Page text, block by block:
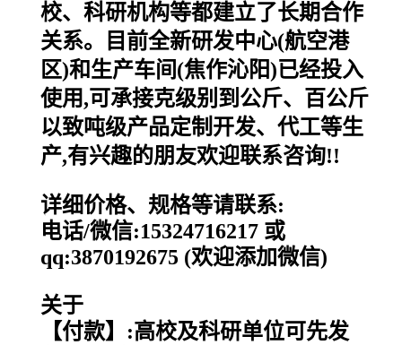
校、科研机构等都建立了长期合作
关系。目前全新研发中心(航空港
区)和生产车间(焦作沁阳)已经投入
使用,可承接克级别到公斤、百公斤
以致吨级产品定制开发、代工等生
产,有兴趣的朋友欢迎联系咨询!!
详细价格、规格等请联系:
电话/微信:15324716217 或
qq:3870192675 (欢迎添加微信)
关于
【付款】:高校及科研单位可先发